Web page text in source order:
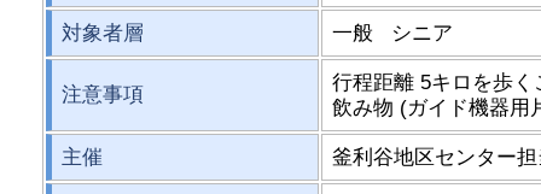
対象者層 一般 シニア
注意事項
行程距離 5キロを歩
飲み物 (ガイド機器用
主催 釜利谷地区センター